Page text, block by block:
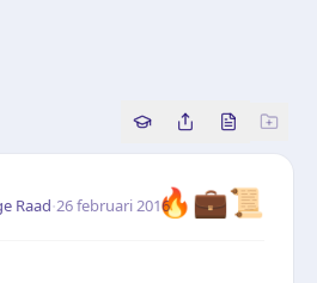
Copy source
Share this
Bekijk
🔥💼📜
Raad·26 februari 2016